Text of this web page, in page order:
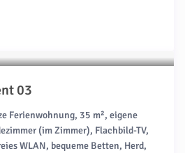
03
Ferienwohnung, 35 m², eigene
(im Zimmer), Flachbild-TV,
WLAN, bequeme Betten, Herd,